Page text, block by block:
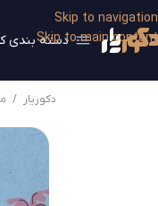
Skip to navigation
Skip to main content
دسته بندی
دکوریار /